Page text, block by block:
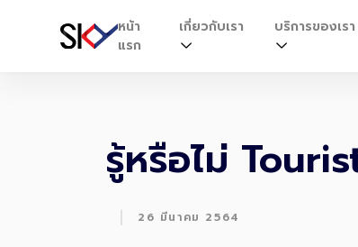
หน้า
แรก
เกี่ยวกับเรา บริการของเรา
รู้หรือไม่
| 26 มีนาคม 2564